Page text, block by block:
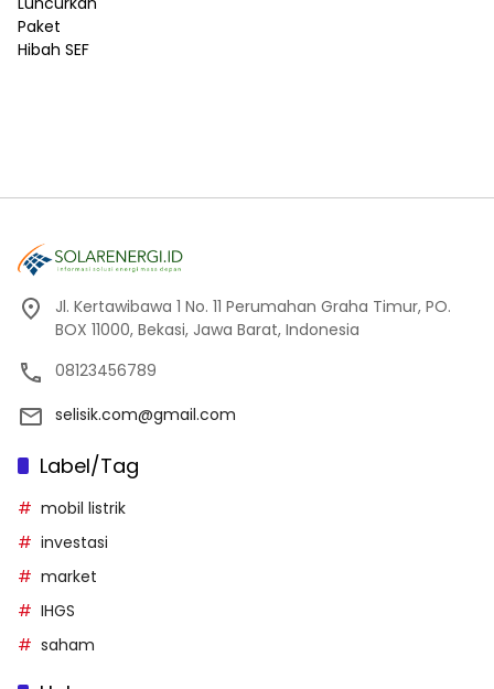
Jl. Kertawibawa 1 No. 11 Perumahan Graha Timur, PO.
BOX 11000, Bekasi, Jawa Barat, Indonesia
08123456789
selisik.com@gmail.com
Label/Tag
mobil listrik
investasi
market
IHGS
saham